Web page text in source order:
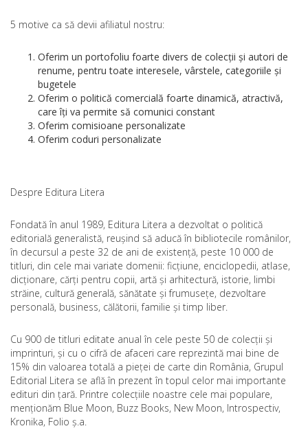
5 motive ca să devii afiliatul nostru:
Oferim un portofoliu foarte divers de colecții și autori de
renume, pentru toate interesele, vârstele, categoriile și
bugetele
Oferim o politică comercială foarte dinamică, atractivă,
care îți va permite să comunici constant
Oferim comisioane personalizate
Oferim coduri personalizate
Despre Editura Litera
Fondată în anul 1989, Editura Litera a dezvoltat o politică
editorială generalistă, reușind să aducă în bibliotecile românilor,
în decursul a peste 32 de ani de existență, peste 10 000 de
titluri, din cele mai variate domenii: ficțiune, enciclopedii, atlase,
dicționare, cărți pentru copii, artă și arhitectură, istorie, limbi
străine, cultură generală, sănătate și frumusețe, dezvoltare
personală, business, călătorii, familie și timp liber.
Cu 900 de titluri editate anual în cele peste 50 de colecții și
imprinturi, și cu o cifră de afaceri care reprezintă mai bine de
15% din valoarea totală a pieței de carte din România, Grupul
Editorial Litera se află în prezent în topul celor mai importante
edituri din țară. Printre colecțiile noastre cele mai populare,
menționăm Blue Moon, Buzz Books, New Moon, Introspectiv,
Kronika, Folio ș.a.